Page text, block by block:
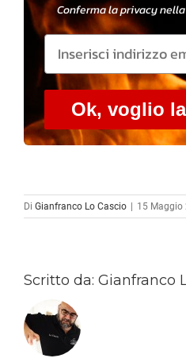
Conferma la privacy
Ok, voglio
Di Gianfranco Lo Cascio | 15 Maggio
Scritto da: Gianfranco